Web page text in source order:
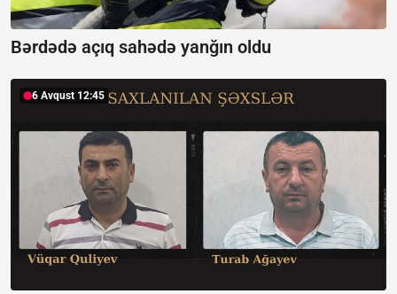
Bərdədə açıq sahədə yanğın oldu
6 Avqust 12:45